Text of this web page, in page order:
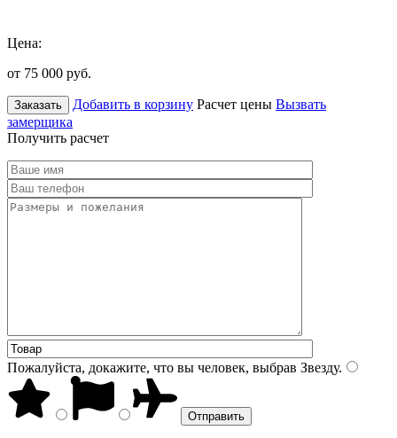
Цена:
от 75 000 руб.
Заказать Добавить в корзину Расчет цены Вызвать
замерщика
Получить расчет
Пожалуйста, докажите, что вы человек, выбрав Звезду.